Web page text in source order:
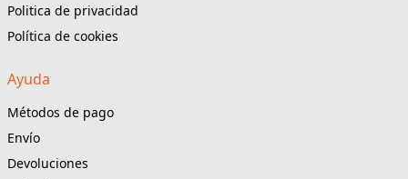
Politica de privacidad
Política de cookies
Ayuda
Métodos de pago
Envío
Devoluciones